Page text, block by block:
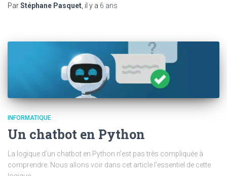
ParStéphane Pasquet , il y a 6 ans
INFORMATIQUE
Un chatbot en Python
La logique d’un chatbot en Python n’est pas très compliquée à
comprendre. Nous allons voir dans cet article l’essentiel de cette